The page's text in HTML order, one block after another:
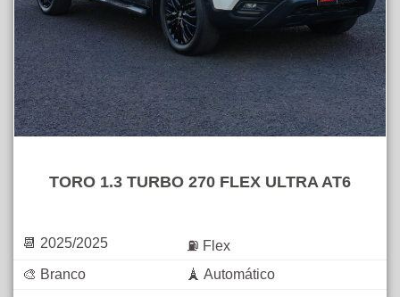
TORO 1.3 TURBO 270 FLEX ULTRA AT6
📆 2025/2025
⛽ Flex
🎨 Branco
🗼 Automático